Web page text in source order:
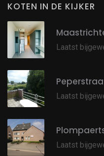
KOTEN IN DE KIJKER
Laatst
Laatst
Laatst